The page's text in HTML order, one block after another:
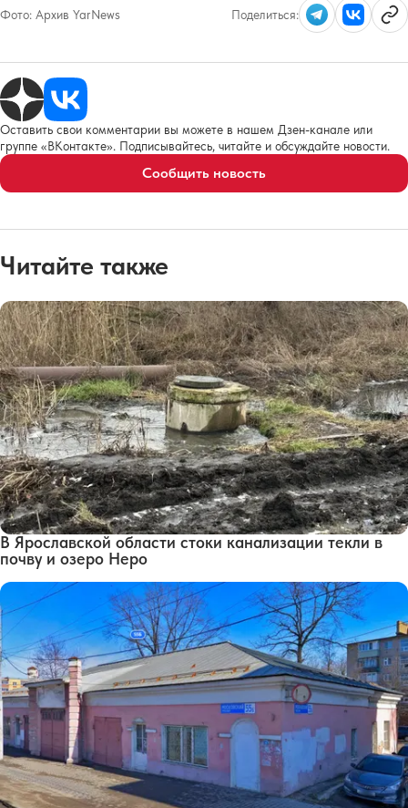
Фото: Архив YarNews Поделиться:
Оставить свои комментарии вы можете в нашем Дзен-канале или
группе «ВКонтакте». Подписывайтесь, читайте и обсуждайте новости.
Сообщить новость
Читайте также
В Ярославской области стоки канализации текли в
почву и озеро Неро